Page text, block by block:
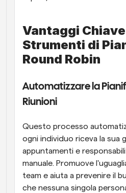
Vantaggi
Strumenti di
Round Robin
Automatizzare la
Riunioni
Questo processo
ogni individuo riceva la sua
appuntamenti e
manuale. Promuove
team e aiuta a prevenire il
che nessuna singola